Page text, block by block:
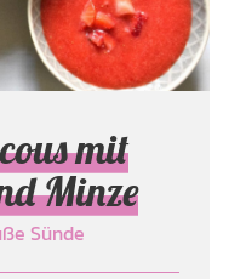
mit
Minze
Sünde